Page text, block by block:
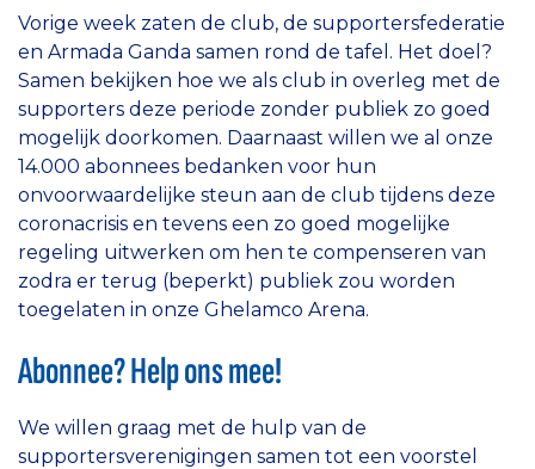
Vorige week zaten de club, de supportersfederatie
en Armada Ganda samen rond de tafel. Het doel?
Samen bekijken hoe we als club in overleg met de
supporters deze periode zonder publiek zo goed
mogelijk doorkomen. Daarnaast willen we al onze
14.000 abonnees bedanken voor hun
onvoorwaardelijke steun aan de club tijdens deze
coronacrisis en tevens een zo goed mogelijke
regeling uitwerken om hen te compenseren van
zodra er terug (beperkt) publiek zou worden
toegelaten in onze Ghelamco Arena.
Abonnee? Help ons mee!
We willen graag met de hulp van de
supportersverenigingen samen tot een voorstel